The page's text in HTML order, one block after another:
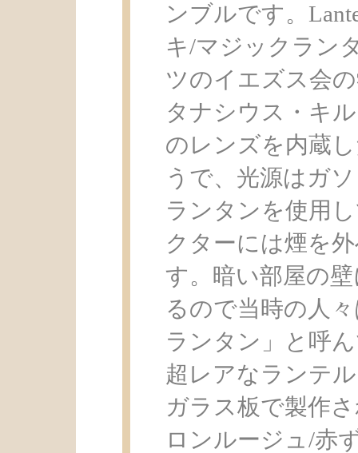
ンブルです。
キ/マジックラン
ツのイエズス会
タナシウス・キ
のレンズを内蔵
うで、光源はガ
ランタンを使用
クターには煙を
す。暗い部屋の
るので当時の人
ランタン」と呼
超レアなランテ
ガラス板で製作さ
ロンルージュ/赤